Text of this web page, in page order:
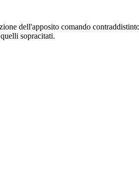
dell'apposito comando
sopracitati.